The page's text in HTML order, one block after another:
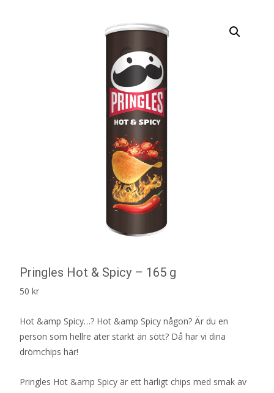
Pringles Hot & Spicy – 165 g
50 kr
Hot &amp Spicy…? Hot &amp Spicy någon? Är du en
person som hellre äter starkt än sött? Då har vi dina
drömchips här!
Pringles Hot &amp Spicy är ett härligt chips med smak av